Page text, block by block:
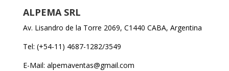
ALPEMA SRL
Av. Lisandro de la Torre 2069, C1440 CABA, Argentina
Tel: (+54-11) 4687-1282/3549
E-Mail: alpemaventas@gmail.com